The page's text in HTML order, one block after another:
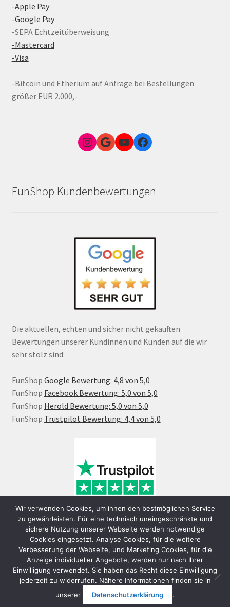
-Apple Pay
-Google Pay
-SEPA Echtzeitüberweisung
-Mastercard
-Visa
-Bitcoin und Etherium auf Anfrage bei Bestellungen
größer EUR 2.000,-
Instagram
Google Link zum FunShop WienYouTubeFacebook
FunShop Kundenbewertungen
Die aktuellen, echten und sicher nicht gekauften
Bewertungen unserer Kundinnen und Kunden auf die wir
sehr stolz sind:
FunShop Google Bewertung: 4,8 von 5,0
FunShop Facebook Bewertung: 5,0 von 5,0
FunShop Herold Bewertung: 5,0 von 5,0
FunShop Trustpilot Bewertung: 4,4 von 5,0
© FunShop Wien - Hochqualitative Elektromobilität 2026
Datenschutzerklärung
Erstellt mit WooCommerce
Wir verwenden Cookies, um ihnen den bestmöglichen Service
zu gewährleisten. Für eine technisch uneingeschränkte und
sichere Nutzung unserer Webseite werden notwendige
Cookies eingesetzt. Analyse Cookies, für die weitere
Verbesserung der Webseite, und Marketing Cookies, für die
Anzeige individueller Angebote, werden nur nach Ihrer
Einwilligung verwendet. Sie haben das Recht diese Einwilligung
jederzeit zu widerrufen. Nähere Informationen finden sie in
unserer
Datenschutzerklärung .